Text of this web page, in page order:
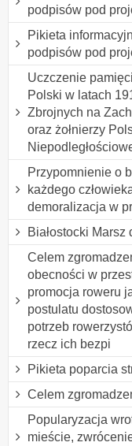
podpisów pod
Pikieta
podpisów pod
Uczczenie
Polski w latach
Zbrojnych na
oraz żołnierzy
Przypomnienie o
każdego
demoralizacja w
Białostocki
Celem
obecności w
promocja roweru
postulatu
potrzeb
rzecz ich bezpi
Pikieta poparcia
Celem
Popularyzacja
mieście,